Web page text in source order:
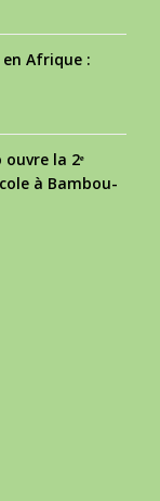
Afrique :
ouvre la 2ᵉ
à Bambou-